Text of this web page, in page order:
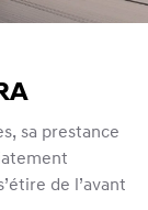
sa prestance
de l’avant